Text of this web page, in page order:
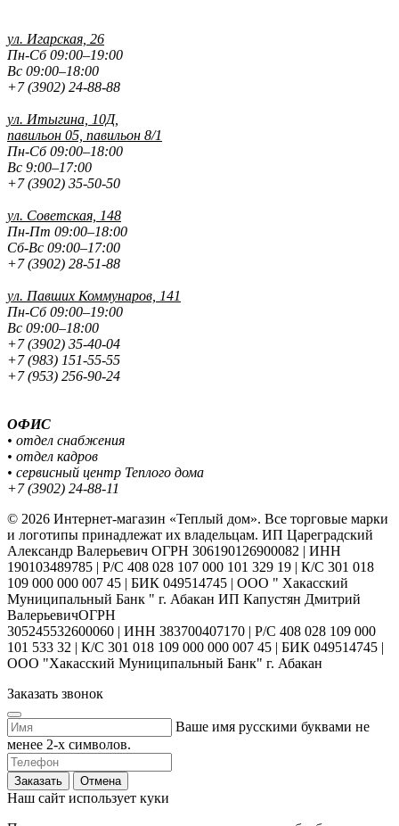
ул. Игарская, 26
Пн-Сб 09:00–19:00
Вс 09:00–18:00
+7 (3902) 24-88-88
ул. Итыгина, 10Д,
павильон 05, павильон 8/1
Пн-Сб 09:00–18:00
Вс 9:00–17:00
+7 (3902) 35-50-50
ул. Советская, 148
Пн-Пт 09:00–18:00
Сб-Вс 09:00–17:00
+7 (3902) 28-51-88
ул. Павших Коммунаров, 141
Пн-Сб 09:00–19:00
Вс 09:00–18:00
+7 (3902) 35-40-04
+7 (983) 151-55-55
+7 (953) 256-90-24
ОФИС
• отдел снабжения
• отдел кадров
• сервисный центр Теплого дома
+7 (3902) 24-88-11
© 2026 Интернет-магазин «Теплый дом». Все торговые марки
и логотипы принадлежат их владельцам. ИП Цареградский
Александр Валерьевич ОГРН 306190126900082 | ИНН
190103489785 | Р/С 408 028 107 000 101 329 19 | К/С 301 018
109 000 000 007 45 | БИК 049514745 | ООО " Хакасский
Муниципальный Банк " г. Абакан ИП Капустян Дмитрий
ВалерьевичОГРН
305245532600060 | ИНН 383700407170 | Р/С 408 028 109 000
101 533 32 | К/С 301 018 109 000 000 007 45 | БИК 049514745 |
ООО "Хакасский Муниципальный Банк" г. Абакан
Заказать звонок
Ваше имя русскими буквами не
менее 2-х символов.
Заказать Отмена
Наш сайт использует куки